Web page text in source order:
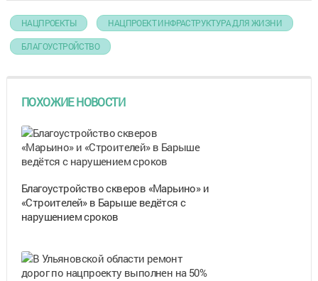
НАЦПРОЕКТЫ НАЦПРОЕКТ ИНФРАСТРУКТУРА ДЛЯ ЖИЗНИ
БЛАГОУСТРОЙСТВО
ПОХОЖИЕ НОВОСТИ
Благоустройство скверов «Марьино» и
«Строителей» в Барыше ведётся с
нарушением сроков